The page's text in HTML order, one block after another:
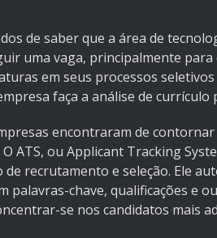
de saber que a área de
uma vaga, principalmente para
em seus processos
faça a análise de currículo
encontraram de
ATS, ou Applicant Tracking
recrutamento e seleção. Ele
palavras-chave, qualificações e
se nos candidatos mais